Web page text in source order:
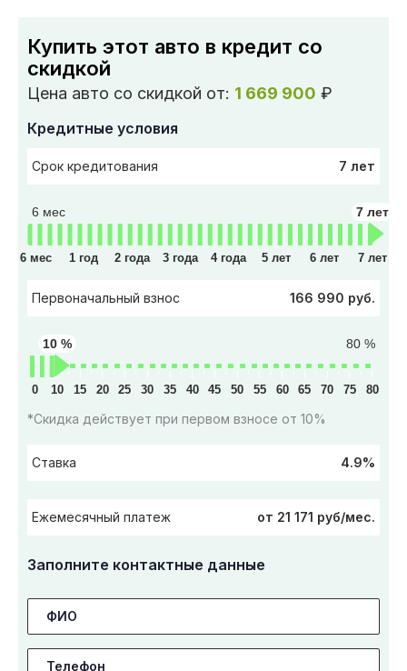
Купить этот авто в кредит со
скидкой
Цена авто со скидкой от: 1 669 900 ₽
Кредитные условия
Срок кредитования 7 лет
6 мес 7 лет
6 мес 1 год 2 года 3 года 4 года 5 лет 6 лет 7 лет
Первоначальный взнос 166 990 руб.
80 %
10 %
0 10 15 20 25 30 35 40 45 50 55 60 65 70 75 80
*Скидка действует при первом взносе от 10%
Ставка 4.9%
Ежемесячный платеж от 21 171 руб/мес.
Заполните контактные данные